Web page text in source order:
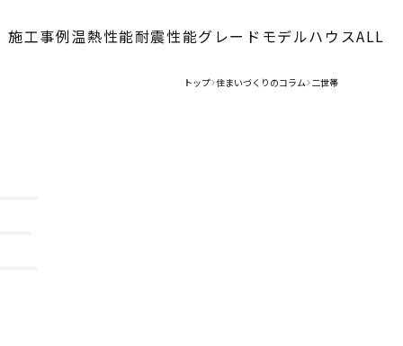
施工事例温熱性能耐震性能グレード モデルハウスALL
トップ 住まいづくりのコラム
>
二世帯